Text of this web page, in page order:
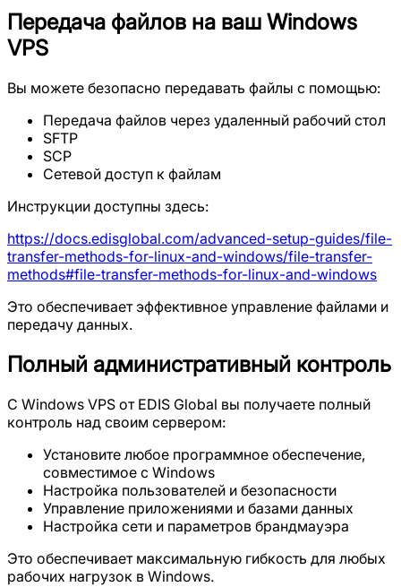
Передача файлов на ваш Windows
VPS
Вы можете безопасно передавать файлы с помощью:
Передача файлов через удаленный рабочий стол
SFTP
SCP
Сетевой доступ к файлам
Инструкции доступны здесь:
https://docs.edisglobal.com/advanced-setup-guides/file-
transfer-methods-for-linux-and-windows/file-transfer-
methods#file-transfer-methods-for-linux-and-windows
Это обеспечивает эффективное управление файлами и
передачу данных.
Полный административный контроль
С Windows VPS от EDIS Global вы получаете полный
контроль над своим сервером:
Установите любое программное обеспечение,
совместимое с Windows
Настройка пользователей и безопасности
Управление приложениями и базами данных
Настройка сети и параметров брандмауэра
Это обеспечивает максимальную гибкость для любых
рабочих нагрузок в Windows.